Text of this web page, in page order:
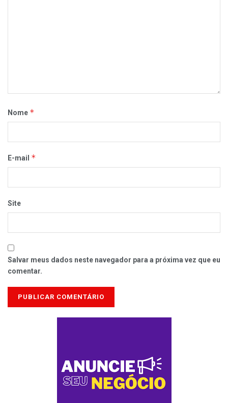
Nome *
E-mail *
Site
Salvar meus dados neste navegador para a próxima vez que eu
comentar.